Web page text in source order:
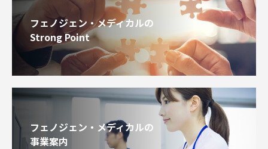
フェノジェン・メディカルの
Strong Point
フェノジェン・メディカルの
事業案内